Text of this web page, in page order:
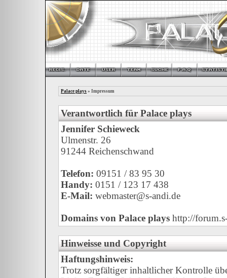
Palace plays » Impressum
Verantwortlich für Palace plays
Jennifer Schieweck
Ulmenstr. 26
91244 Reichenschwand
Telefon: 09151 / 83 95 30
Handy: 0151 / 123 17 438
E-Mail: webmaster@s-andi.de
Domains von Palace plays http://
Hinweisse und Copyright
Haftungshinweis:
Trotz sorgfältiger inhaltlicher Kontrolle